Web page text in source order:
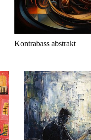
Kontrabass abstrakt